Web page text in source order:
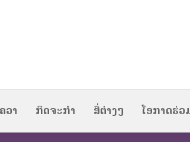
ວາ ກິດຈະກຳ ສື່ຕ່າງໆ ໂອກາດຮ່